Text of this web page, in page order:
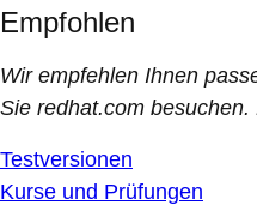
Empfohlen
Wir empfehlen Ihnen
Sie redhat.com
Testversionen
Kurse und Prüfungen